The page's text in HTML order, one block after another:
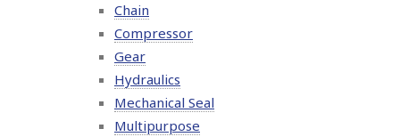
Chain
Compressor
Gear
Hydraulics
Mechanical Seal
Multipurpose